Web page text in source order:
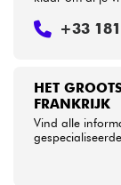
HET
FRANKRIJK
Vind alle
+33